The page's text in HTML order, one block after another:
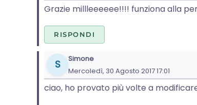
Grazie millleeeeee!!!! funziona alla
RISPONDI
S
Simone
Mercoledì, 30 Agosto 2017 17:01
ciao, ho provato più volte a